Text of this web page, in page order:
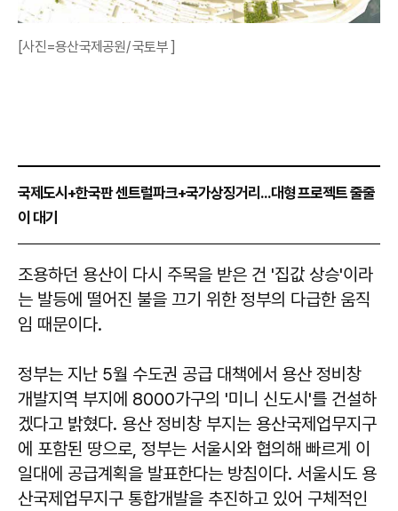
[사진=용산국제공원/ 국토부 ]
국제도시+한국판 센트럴파크+국가상징거리...대형 프로젝트 줄줄
이 대기
조용하던 용산이 다시 주목을 받은 건 '집값 상승'이라
는 발등에 떨어진 불을 끄기 위한 정부의 다급한 움직
임 때문이다.
정부는 지난 5월 수도권 공급 대책에서 용산 정비창
개발지역 부지에 8000가구의 '미니 신도시'를 건설하
겠다고 밝혔다. 용산 정비창 부지는 용산국제업무지구
에 포함된 땅으로, 정부는 서울시와 협의해 빠르게 이
일대에 공급계획을 발표한다는 방침이다. 서울시도 용
산국제업무지구 통합개발을 추진하고 있어 구체적인